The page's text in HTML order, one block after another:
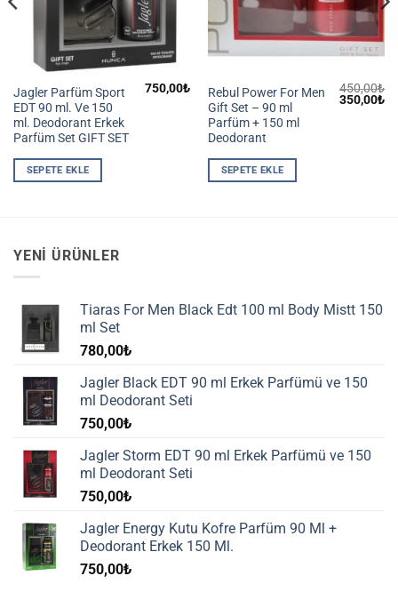
Jagler Parfüm Sport
EDT 90 ml. Ve 150
ml. Deodorant Erkek
Parfüm Set GIFT SET
750,00₺
SEPETE EKLE
Rebul Power For Men
Gift Set – 90 ml
Parfüm + 150 ml
Deodorant
450,00₺
Orijinal
fiyat:
350,00₺Şu
SEPETE EKLE
YENI ÜRÜNLER
Tiaras For Men Black Edt 100 ml Body Mistt 150
ml Set
780,00₺
Jagler Black EDT 90 ml Erkek Parfümü ve 150
ml Deodorant Seti
750,00₺
Jagler Storm EDT 90 ml Erkek Parfümü ve 150
ml Deodorant Seti
750,00₺
Jagler Energy Kutu Kofre Parfüm 90 Ml +
Deodorant Erkek 150 Ml.
750,00₺